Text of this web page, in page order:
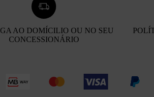
AO DOMÍCILIO OU NO SEU
CONCESSIONÁRIO